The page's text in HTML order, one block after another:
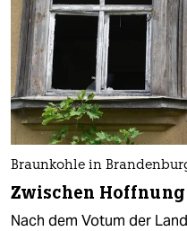
Braunkohle in
Zwischen
Nach dem Votum der